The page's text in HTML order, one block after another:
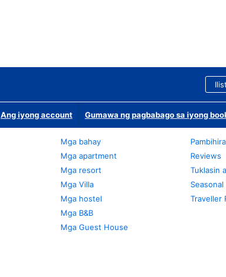
Ang iyong account Gumawa ng pagbabago sa iyong
Mga bahay
Mga apartment
Mga resort
Mga Villa
Mga hostel
Mga B&B
Mga Guest House
Reviews
Tuklasin
Traveller